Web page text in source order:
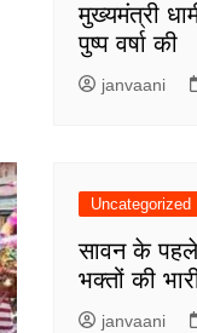
मुख्यमंत्री
पुष्प वर्षा की
janvaani
Uncategorized
सावन के पहले
भक्तों की
janvaani